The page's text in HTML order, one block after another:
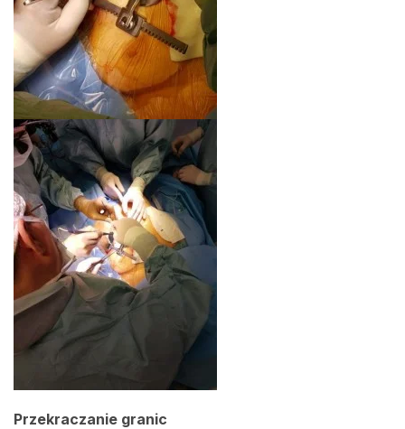
Przekraczanie granic